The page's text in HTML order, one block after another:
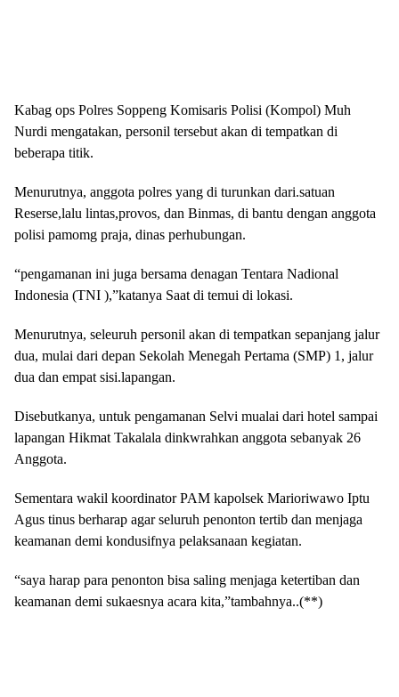
Kabag ops Polres Soppeng Komisaris Polisi (Kompol) Muh
Nurdi mengatakan, personil tersebut akan di tempatkan di
beberapa titik.
Menurutnya, anggota polres yang di turunkan dari.satuan
Reserse,lalu lintas,provos, dan Binmas, di bantu dengan anggota
polisi pamomg praja, dinas perhubungan.
“pengamanan ini juga bersama denagan Tentara Nadional
Indonesia (TNI ),”katanya Saat di temui di lokasi.
Menurutnya, seleuruh personil akan di tempatkan sepanjang jalur
dua, mulai dari depan Sekolah Menegah Pertama (SMP) 1, jalur
dua dan empat sisi.lapangan.
Disebutkanya, untuk pengamanan Selvi mualai dari hotel sampai
lapangan Hikmat Takalala dinkwrahkan anggota sebanyak 26
Anggota.
Sementara wakil koordinator PAM kapolsek Marioriwawo Iptu
Agus tinus berharap agar seluruh penonton tertib dan menjaga
keamanan demi kondusifnya pelaksanaan kegiatan.
“saya harap para penonton bisa saling menjaga ketertiban dan
keamanan demi sukaesnya acara kita,”tambahnya..(**)